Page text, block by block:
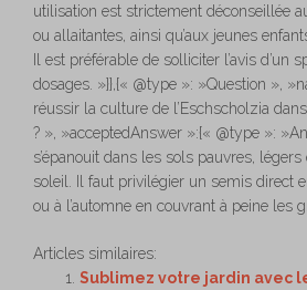
utilisation est strictement déconseillée
ou allaitantes, ainsi qu’aux jeunes
Il est préférable de solliciter l’avis d’un
dosages. »}},{« @type »: »Question »,
réussir la culture de l’Eschscholzia
? », »acceptedAnswer »:{« @type »:
s’épanouit dans les sols pauvres,
soleil. Il faut privilégier un semis direct
ou à l’automne en couvrant à peine les
Articles similaires:
Sublimez votre jardin avec